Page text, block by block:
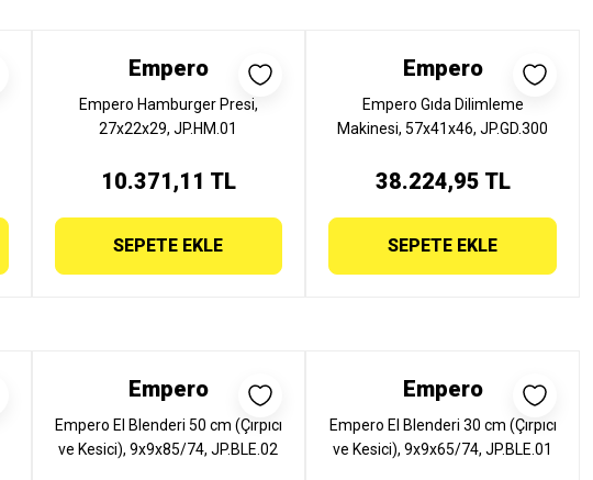
Empero
Empero Hamburger Presi,
27x22x29, JP.HM.01
10.371,11 TL
SEPETE EKLE
Empero
Empero Gıda Dilimleme
Makinesi, 57x41x46, JP.GD.300
38.224,95 TL
SEPETE EKLE
Empero
Empero El Blenderi 50 cm (Çırpıcı
ve Kesici), 9x9x85/74, JP.BLE.02
Empero
Empero El Blenderi 30 cm (Çırpıcı
ve Kesici), 9x9x65/74, JP.BLE.01